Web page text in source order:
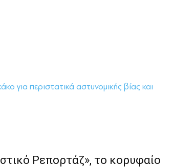
για περιστατικά αστυνομικής βίας και
Ρεπορτάζ», το κορυφαίο